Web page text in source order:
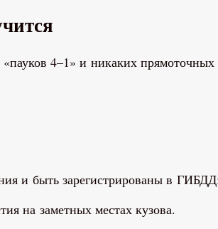
4–1» и никаких
и быть зарегистрированы в
на заметных местах кузова.